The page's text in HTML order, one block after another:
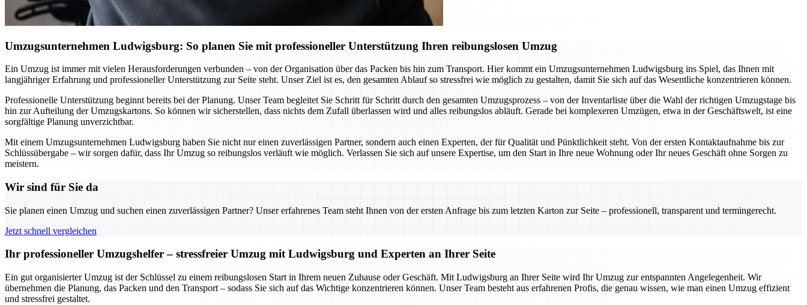
Umzugsunternehmen Ludwigsburg: So planen Sie mit professioneller Unterstützung Ihren reibungslosen Umzug
Ein Umzug ist immer mit vielen Herausforderungen verbunden – von der Organisation über das Packen bis hin zum Transport. Hier kommt ein Umzugsunternehmen Ludwigsburg ins Spiel, das Ihnen mit
langjähriger Erfahrung und professioneller Unterstützung zur Seite steht. Unser Ziel ist es, den gesamten Ablauf so stressfrei wie möglich zu gestalten, damit Sie sich auf das Wesentliche konzentrieren können.
Professionelle Unterstützung beginnt bereits bei der Planung. Unser Team begleitet Sie Schritt für Schritt durch den gesamten Umzugsprozess – von der Inventarliste über die Wahl der richtigen Umzugstage bis
hin zur Aufteilung der Umzugskartons. So können wir sicherstellen, dass nichts dem Zufall überlassen wird und alles reibungslos abläuft. Gerade bei komplexeren Umzügen, etwa in der Geschäftswelt, ist eine
sorgfältige Planung unverzichtbar.
Mit einem Umzugsunternehmen Ludwigsburg haben Sie nicht nur einen zuverlässigen Partner, sondern auch einen Experten, der für Qualität und Pünktlichkeit steht. Von der ersten Kontaktaufnahme bis zur
Schlüssübergabe – wir sorgen dafür, dass Ihr Umzug so reibungslos verläuft wie möglich. Verlassen Sie sich auf unsere Expertise, um den Start in Ihre neue Wohnung oder Ihr neues Geschäft ohne Sorgen zu
meistern.
Wir sind für Sie da
Sie planen einen Umzug und suchen einen zuverlässigen Partner? Unser erfahrenes Team steht Ihnen von der ersten Anfrage bis zum letzten Karton zur Seite – professionell, transparent und termingerecht.
Jetzt schnell vergleichen
Ihr professioneller Umzugshelfer – stressfreier Umzug mit Ludwigsburg und Experten an Ihrer Seite
Ein gut organisierter Umzug ist der Schlüssel zu einem reibungslosen Start in Ihrem neuen Zuhause oder Geschäft. Mit Ludwigsburg an Ihrer Seite wird Ihr Umzug zur entspannten Angelegenheit. Wir
übernehmen die Planung, das Packen und den Transport – sodass Sie sich auf das Wichtige konzentrieren können. Unser Team besteht aus erfahrenen Profis, die genau wissen, wie man einen Umzug effizient
und stressfrei gestaltet.